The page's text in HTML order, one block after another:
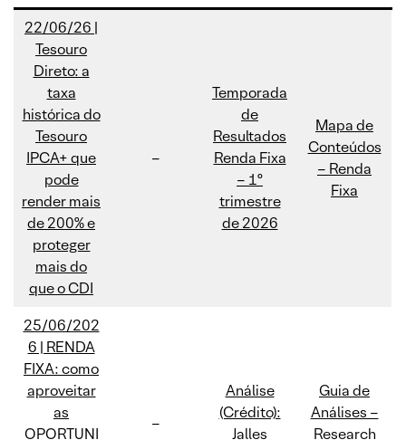
22/06/26 |
Tesouro
Direto: a
taxa
histórica do
Tesouro
IPCA+ que
pode
render mais
de 200% e
proteger
mais do
que o CDI
–
Temporada
de
Resultados
Renda Fixa
– 1º
trimestre
de 2026
Mapa de
Conteúdos
– Renda
Fixa
25/06/202
6 | RENDA
FIXA: como
aproveitar
as
OPORTUNI
–
Análise
(Crédito):
Jalles
Guia de
Análises –
Research